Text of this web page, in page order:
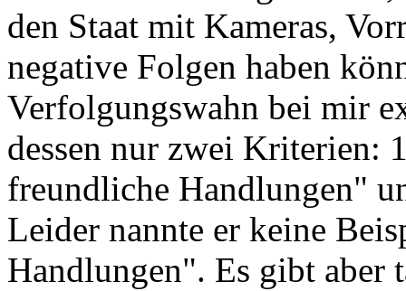
den Staat mit Kameras,
negative Folgen haben
Verfolgungswahn bei mir
dessen nur zwei Kriterien:
freundliche Handlungen"
Leider nannte er keine
Handlungen". Es gibt aber